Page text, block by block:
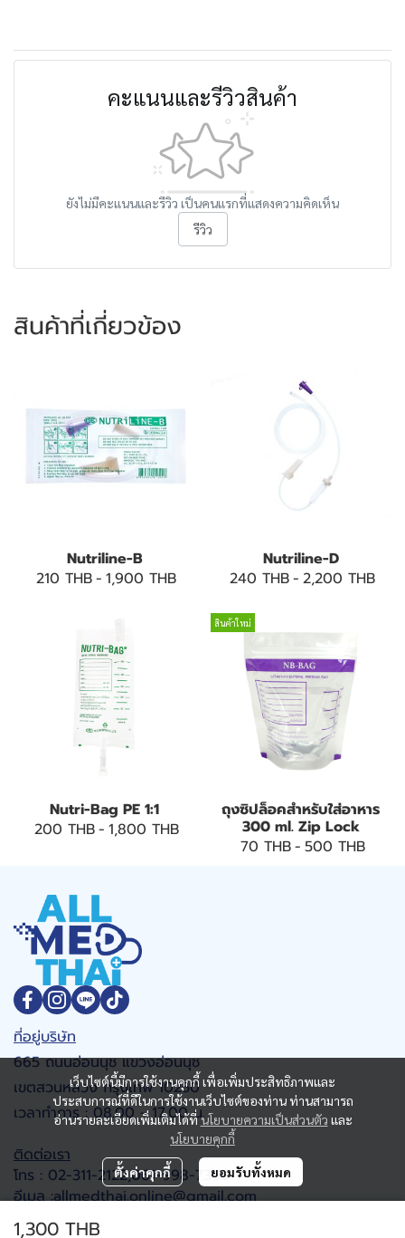
คะแนนและรีวิวสินค้า
ยังไม่มีคะแนนและรีวิว เป็นคนแรกที่แสดงความคิดเห็น
รีวิว
สินค้าที่เกี่ยวข้อง
Nutriline-B
210 THB- 1,900 THB
Nutriline-D
240 THB- 2,200 THB
Nutri-Bag PE 1:1
200 THB- 1,800 THB
สินค้าใหม่
ถุงซิปล็อคสำหรับใส่อาหาร
300 ml. Zip Lock
70 THB- 500 THB
1,300 THB
เว็บไซต์นี้มีการใช้งานคุกกี้ เพื่อเพิ่มประสิทธิภาพและ
ประสบการณ์ที่ดีในการใช้งานเว็บไซต์ของท่าน ท่านสามารถ
อ่านรายละเอียดเพิ่มเติมได้ที่นโยบายความเป็นส่วนตัว และ
นโยบายคุกกี้
ตั้งค่าคุกกี้ ยอมรับทั้งหมด
ที่อยู่บริษัท
665 ถนนอ่อนนุช แขวงอ่อนนุช
เขตสวนหลวง กรุงเทพ 10250
เวลาทำการ : 08.00 - 17.00 น.
ติดต่อเรา
โทร : 02-311-2122,061-998-7368
อีเมล :allmedthai.online@gmail.com
Google map